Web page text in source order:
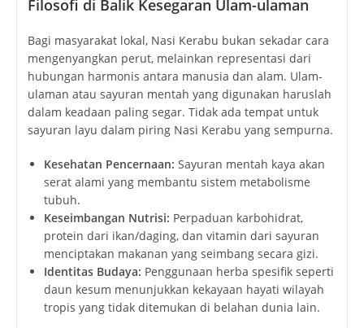
Filosofi di Balik Kesegaran Ulam-ulaman
Bagi masyarakat lokal, Nasi Kerabu bukan sekadar cara
mengenyangkan perut, melainkan representasi dari
hubungan harmonis antara manusia dan alam. Ulam-
ulaman atau sayuran mentah yang digunakan haruslah
dalam keadaan paling segar. Tidak ada tempat untuk
sayuran layu dalam piring Nasi Kerabu yang sempurna.
Kesehatan Pencernaan: Sayuran mentah kaya akan
serat alami yang membantu sistem metabolisme
tubuh.
Keseimbangan Nutrisi: Perpaduan karbohidrat,
protein dari ikan/daging, dan vitamin dari sayuran
menciptakan makanan yang seimbang secara gizi.
Identitas Budaya: Penggunaan herba spesifik seperti
daun kesum menunjukkan kekayaan hayati wilayah
tropis yang tidak ditemukan di belahan dunia lain.